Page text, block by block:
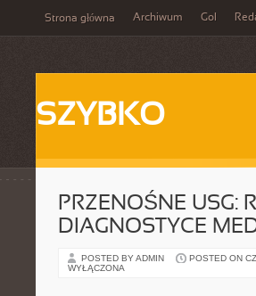
Strona główna Archiwum Gol
SZYBKO
PRZENOŚNE USG:
DIAGNOSTYCE
POSTED BY ADMIN POSTED ON
WYŁĄCZONA